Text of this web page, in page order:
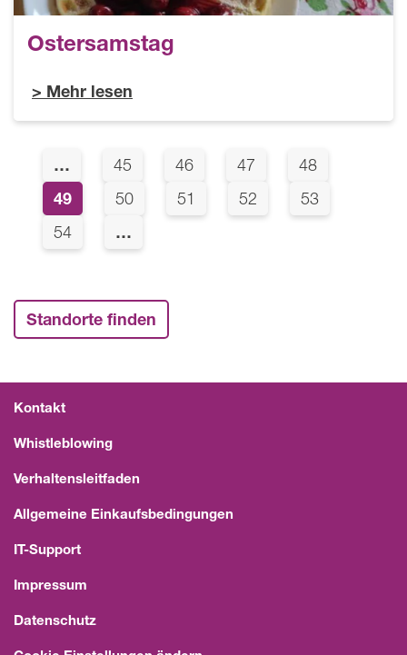
Ostersamstag
Mehr lesen
Seitennummerierung
… Page
45 Page
46 Page
47 Page
48
Page
49 Page
50 Page
51 Page
52 Page
53
Page
54 …
Standorte finden
Kontakt
Whistleblowing
Verhaltensleitfaden
Allgemeine Einkaufsbedingungen
IT-Support
Impressum
Datenschutz